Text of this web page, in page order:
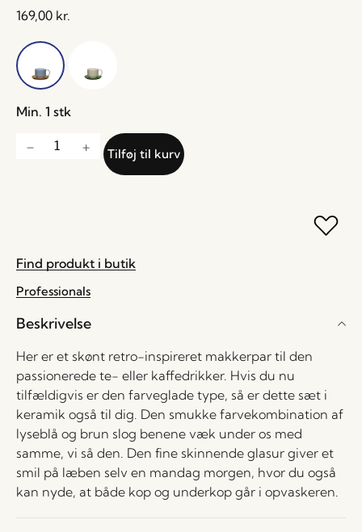
169,00 kr.
Min. 1 stk
Tilføj til kurv
Find produkt i butik
Professionals
Beskrivelse
Her er et skønt retro-inspireret makkerpar til den
passionerede te- eller kaffedrikker. Hvis du nu
tilfældigvis er den farveglade type, så er dette sæt i
keramik også til dig. Den smukke farvekombination af
lyseblå og brun slog benene væk under os med
samme, vi så den. Den fine skinnende glasur giver et
smil på læben selv en mandag morgen, hvor du også
kan nyde, at både kop og underkop går i opvaskeren.